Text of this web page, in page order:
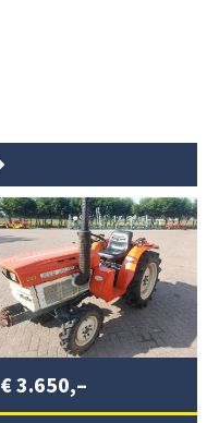
€3.650,–